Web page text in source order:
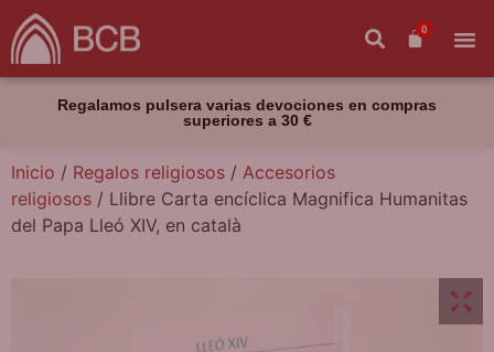
0
Regalamos pulsera varias devociones en compras
superiores a 30 €
Inicio / Regalos religiosos / Accesorios
religiosos / Llibre Carta encíclica Magnifica Humanitas
del Papa Lleó XIV, en català